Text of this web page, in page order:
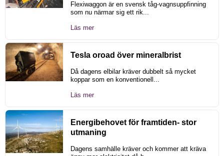
Flexiwaggon är en svensk tåg-vagnsuppfinning
som nu närmar sig ett rik...
Läs mer
Tesla oroad över mineralbrist
Då dagens elbilar kräver dubbelt så mycket
koppar som en konventionell...
Läs mer
Energibehovet för framtiden- stor
utmaning
Dagens samhälle kräver och kommer att kräva